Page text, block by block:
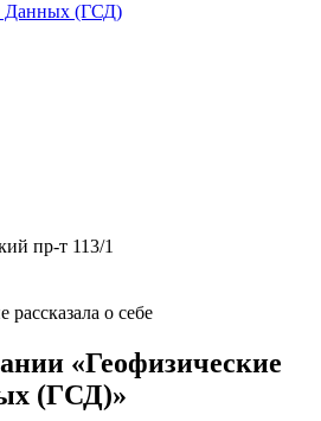
Данных (ГСД)
пр-т 113/1
о себе
«Геофизические
(ГСД)»